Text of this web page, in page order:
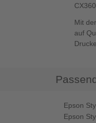
Mit der
auf
Epson
Epson